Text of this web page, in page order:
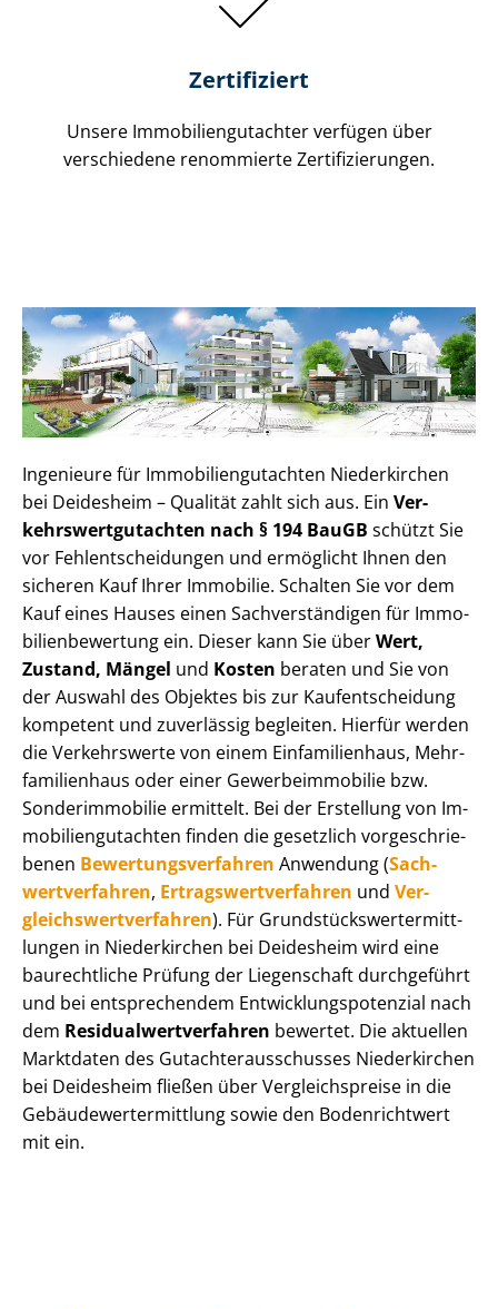
Zertifiziert
Unsere Immobilien­gutachter verfügen über
verschiedene renommierte Zer­ti­fi­zie­run­gen.
Ingenieure für Im­mo­bi­li­en­gut­ach­ten Niederkirchen
bei Deidesheim – Qualität zahlt sich aus. Ein Ver­
kehrs­wert­gut­ach­ten nach § 194 BauGB schützt Sie
vor Fehl­ent­schei­dun­gen und ermöglicht Ihnen den
sicheren Kauf Ihrer Immobilie. Schalten Sie vor dem
Kauf eines Hauses einen Sach­ver­stän­di­gen für Im­mo­
bi­li­en­be­wer­tung ein. Dieser kann Sie überWert,
Zustand, Mängel und Kosten beraten und Sie von
der Auswahl des Objektes bis zur Kauf­ent­schei­dung
kompetent und zuverlässig begleiten. Hierfür werden
die Verkehrswerte von einem Einfamilienhaus, Mehr­
fa­mi­li­en­haus oder einer Ge­wer­be­im­mo­bi­lie bzw.
Sonderimmobilie ermittelt. Bei der Erstellung von Im­
mo­bi­li­en­gut­ach­ten finden die gesetzlich vor­ge­schrie­
be­nen Be­wer­tungs­ver­fah­ren Anwendung (Sach­
wert­ver­fah­ren, Er­trags­wert­ver­fah­ren und Ver­
gleichs­wert­ver­fah­ren). Für Grund­stücks­wert­ermitt­
lun­gen in Niederkirchen bei Deidesheim wird eine
baurechtliche Prüfung der Liegenschaft durchgeführt
und bei entsprechendem Ent­wick­lungs­po­ten­zi­al nach
dem Re­si­du­al­wert­ver­fah­ren bewertet. Die aktuellen
Marktdaten des Gut­ach­ter­aus­schus­ses Niederkirchen
bei Deidesheim fließen über Ver­gleichs­prei­se in die
Ge­bäu­de­wert­ermitt­lung sowie den Bodenrichtwert
mit ein.